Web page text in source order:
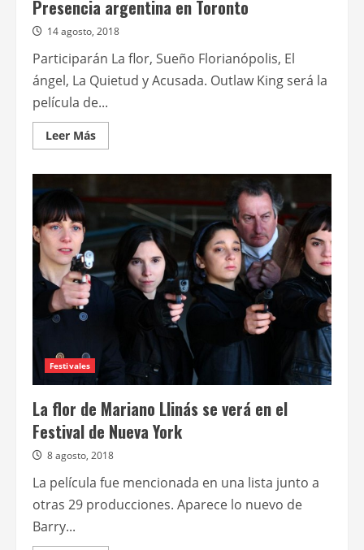
Presencia argentina en Toronto
14 agosto, 2018
Participarán La flor, Sueño Florianópolis, El
ángel, La Quietud y Acusada. Outlaw King será la
película de...
Leer MásLeer
más
Toronto
Festivales
La flor de Mariano Llinás se verá en el
Festival de Nueva York
8 agosto, 2018
La película fue mencionada en una lista junto a
otras 29 producciones. Aparece lo nuevo de
Barry...